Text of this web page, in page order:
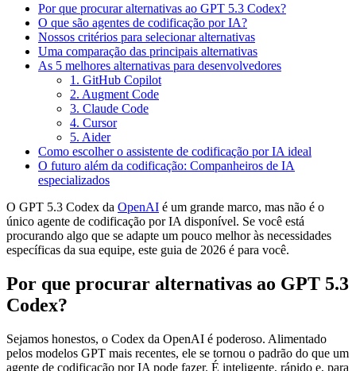
Por que procurar alternativas ao GPT 5.3 Codex?
O que são agentes de codificação por IA?
Nossos critérios para selecionar alternativas
Uma comparação das principais alternativas
As 5 melhores alternativas para desenvolvedores
1. GitHub Copilot
2. Augment Code
3. Claude Code
4. Cursor
5. Aider
Como escolher o assistente de codificação por IA ideal
O futuro além da codificação: Companheiros de IA
especializados
O GPT 5.3 Codex da OpenAI é um grande marco, mas não é o
único agente de codificação por IA disponível. Se você está
procurando algo que se adapte um pouco melhor às necessidades
específicas da sua equipe, este guia de 2026 é para você.
Por que procurar alternativas ao GPT 5.3
Codex?
Sejamos honestos, o Codex da OpenAI é poderoso. Alimentado
pelos modelos GPT mais recentes, ele se tornou o padrão do que um
agente de codificação por IA pode fazer. É inteligente, rápido e, para